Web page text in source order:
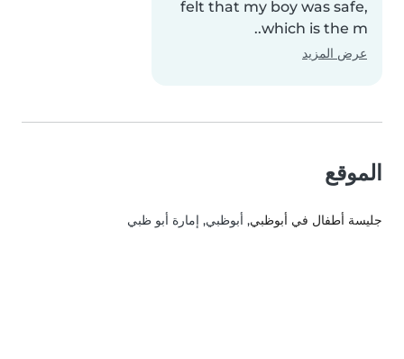
felt that my boy was safe,
which is the m..
عرض المزيد
الموقع
جليسة أطفال في أبوظبي, أبوظبي, إمارة أبو ظبي